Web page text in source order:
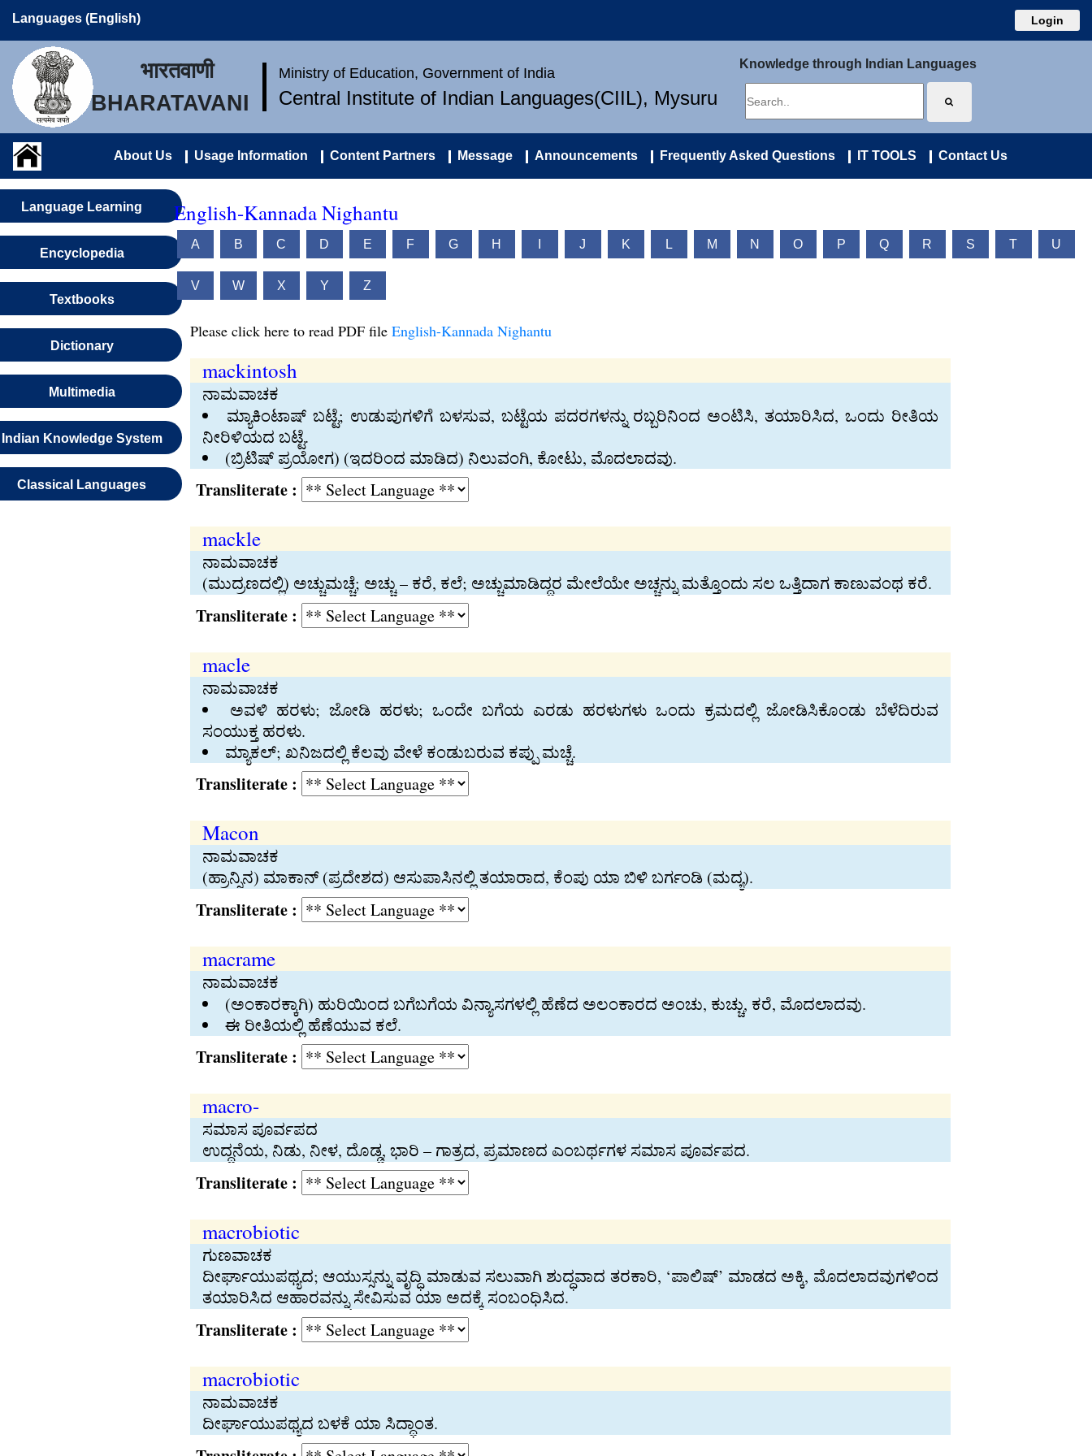
Languages (English) Login
भारतवाणी
BHARATAVANI
Ministry of Education, Government of India
Central Institute of Indian Languages(CIIL), Mysuru
Knowledge through Indian Languages
About Us Usage Information Content Partners Message Announcements Frequently Asked Questions IT TOOLS Contact Us
Language Learning
Encyclopedia
Textbooks
Dictionary
Multimedia
Indian Knowledge System
Classical Languages
English-Kannada Nighantu
A B C D E F G H J K L M N O P Q R S T U
V W X Y Z
Please click here to read PDF file English-Kannada Nighantu
mackintosh
ನಾಮವಾಚಕ
ಮ್ಯಾಕಿಂಟಾಷ್‍ ಬಟ್ಟೆ; ಉಡುಪುಗಳಿಗೆ ಬಳಸುವ, ಬಟ್ಟೆಯ ಪದರಗಳನ್ನು ರಬ್ಬರಿನಿಂದ ಅಂಟಿಸಿ, ತಯಾರಿಸಿದ, ಒಂದು ರೀತಿಯ
ನೀರಿಳಿಯದ ಬಟ್ಟೆ.
(ಬ್ರಿಟಿಷ್‍ ಪ್ರಯೋಗ) (ಇದರಿಂದ ಮಾಡಿದ) ನಿಲುವಂಗಿ, ಕೋಟು, ಮೊದಲಾದವು.
Transliterate :
mackle
ನಾಮವಾಚಕ
(ಮುದ್ರಣದಲ್ಲಿ) ಅಚ್ಚುಮಚ್ಚೆ; ಅಚ್ಚು – ಕರೆ, ಕಲೆ; ಅಚ್ಚುಮಾಡಿದ್ದರ ಮೇಲೆಯೇ ಅಚ್ಚನ್ನು ಮತ್ತೊಂದು ಸಲ ಒತ್ತಿದಾಗ ಕಾಣುವಂಥ ಕರೆ.
Transliterate :
macle
ನಾಮವಾಚಕ
ಅವಳಿ ಹರಳು; ಜೋಡಿ ಹರಳು; ಒಂದೇ ಬಗೆಯ ಎರಡು ಹರಳುಗಳು ಒಂದು ಕ್ರಮದಲ್ಲಿ ಜೋಡಿಸಿಕೊಂಡು ಬೆಳೆದಿರುವ
ಸಂಯುಕ್ತ ಹರಳು.
ಮ್ಯಾಕಲ್‍; ಖನಿಜದಲ್ಲಿ ಕೆಲವು ವೇಳೆ ಕಂಡುಬರುವ ಕಪ್ಪು ಮಚ್ಚೆ.
Transliterate :
Macon
ನಾಮವಾಚಕ
(ಹ್ರಾನ್ಸಿನ) ಮಾಕಾನ್‍ (ಪ್ರದೇಶದ) ಆಸುಪಾಸಿನಲ್ಲಿ ತಯಾರಾದ, ಕೆಂಪು ಯಾ ಬಿಳಿ ಬರ್ಗಂಡಿ (ಮದ್ಯ).
Transliterate :
macrame
ನಾಮವಾಚಕ
(ಅಂಕಾರಕ್ಕಾಗಿ) ಹುರಿಯಿಂದ ಬಗೆಬಗೆಯ ವಿನ್ಯಾಸಗಳಲ್ಲಿ ಹೆಣೆದ ಅಲಂಕಾರದ ಅಂಚು, ಕುಚ್ಚು, ಕರೆ, ಮೊದಲಾದವು.
ಈ ರೀತಿಯಲ್ಲಿ ಹೆಣೆಯುವ ಕಲೆ.
Transliterate :
macro-
ಸಮಾಸ ಪೂರ್ವಪದ
ಉದ್ದನೆಯ, ನಿಡು, ನೀಳ, ದೊಡ್ಡ, ಭಾರಿ – ಗಾತ್ರದ, ಪ್ರಮಾಣದ ಎಂಬರ್ಥಗಳ ಸಮಾಸ ಪೂರ್ವಪದ.
Transliterate :
macrobiotic
ಗುಣವಾಚಕ
ದೀರ್ಘಾಯುಪಥ್ಯದ; ಆಯುಸ್ಸನ್ನು ವೃದ್ಧಿ ಮಾಡುವ ಸಲುವಾಗಿ ಶುದ್ಧವಾದ ತರಕಾರಿ, ‘ಪಾಲಿಷ್‍’ ಮಾಡದ ಅಕ್ಕಿ, ಮೊದಲಾದವುಗಳಿಂದ
ತಯಾರಿಸಿದ ಆಹಾರವನ್ನು ಸೇವಿಸುವ ಯಾ ಅದಕ್ಕೆ ಸಂಬಂಧಿಸಿದ.
Transliterate :
macrobiotic
ನಾಮವಾಚಕ
ದೀರ್ಘಾಯುಪಥ್ಯದ ಬಳಕೆ ಯಾ ಸಿದ್ಧಾಂತ.